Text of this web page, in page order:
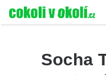
Socha